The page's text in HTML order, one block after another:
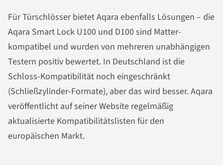
Für Türschlösser bietet Aqara ebenfalls Lösungen – die
Aqara Smart Lock U100 und D100 sind Matter-
kompatibel und wurden von mehreren unabhängigen
Testern positiv bewertet. In Deutschland ist die
Schloss-Kompatibilität noch eingeschränkt
(Schließzylinder-Formate), aber das wird besser. Aqara
veröffentlicht auf seiner Website regelmäßig
aktualisierte Kompatibilitätslisten für den
europäischen Markt.